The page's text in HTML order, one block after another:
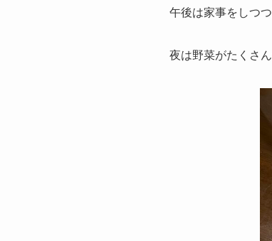
午後は家事をしつ
夜は野菜がたくさ